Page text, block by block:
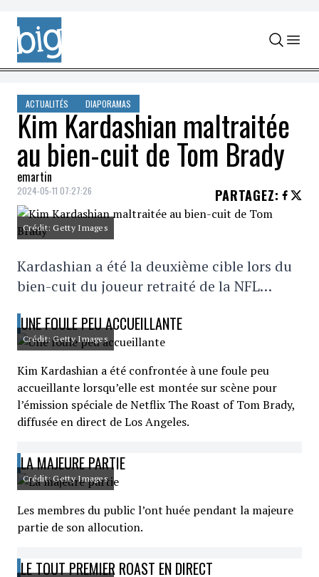
Skip to content
ACTUALITÉS DIAPORAMAS
Kim Kardashian maltraitée
au bien-cuit de Tom Brady
emartin
2024-05-11 07:27:26 PARTAGEZ:
Crédit: Getty Images
Kardashian a été la deuxième cible lors du
bien-cuit du joueur retraité de la NFL…
UNE FOULE PEU ACCUEILLANTE
Crédit: Getty Images
Kim Kardashian a été confrontée à une foule peu
accueillante lorsqu’elle est montée sur scène pour
l’émission spéciale de Netflix The Roast of Tom Brady,
diffusée en direct de Los Angeles.
LA MAJEURE PARTIE
Crédit: Getty Images
Les membres du public l’ont huée pendant la majeure
partie de son allocution.
LE TOUT PREMIER ROAST EN DIRECT